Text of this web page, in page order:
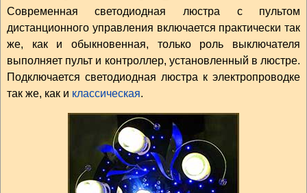
Современная светодиодная люстра с пультом
дистанционного управления включается практически так
же, как и обыкновенная, только роль выключателя
выполняет пульт и контроллер, установленный в люстре.
Подключается светодиодная люстра к электропроводке
так же, как и классическая.